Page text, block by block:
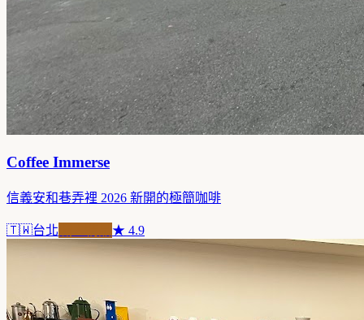
Coffee Immerse
信義安和巷弄裡 2026 新開的極簡咖啡
🇹🇼台北 ★ 4.9